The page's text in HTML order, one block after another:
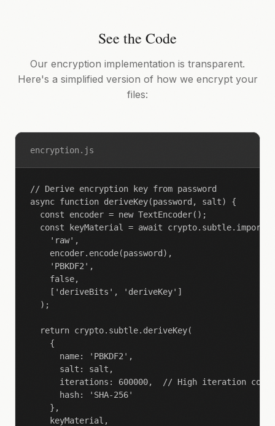
See the Code
Our encryption implementation is transparent.
Here's a simplified version of how we encrypt your
files:
encryption.js
// Derive encryption key from password
async function deriveKey(password, salt) {
  const encoder = new TextEncoder();
const keyMaterial = await
    'raw',
    encoder.encode(password),
    'PBKDF2',
    false,
    ['deriveBits', 'deriveKey']
  );
  return crypto.subtle.deriveKey(
    {
      name: 'PBKDF2',
      salt: salt,
      iterations: 600000,  // High iteration count
      hash: 'SHA-256'
    },
    keyMaterial,